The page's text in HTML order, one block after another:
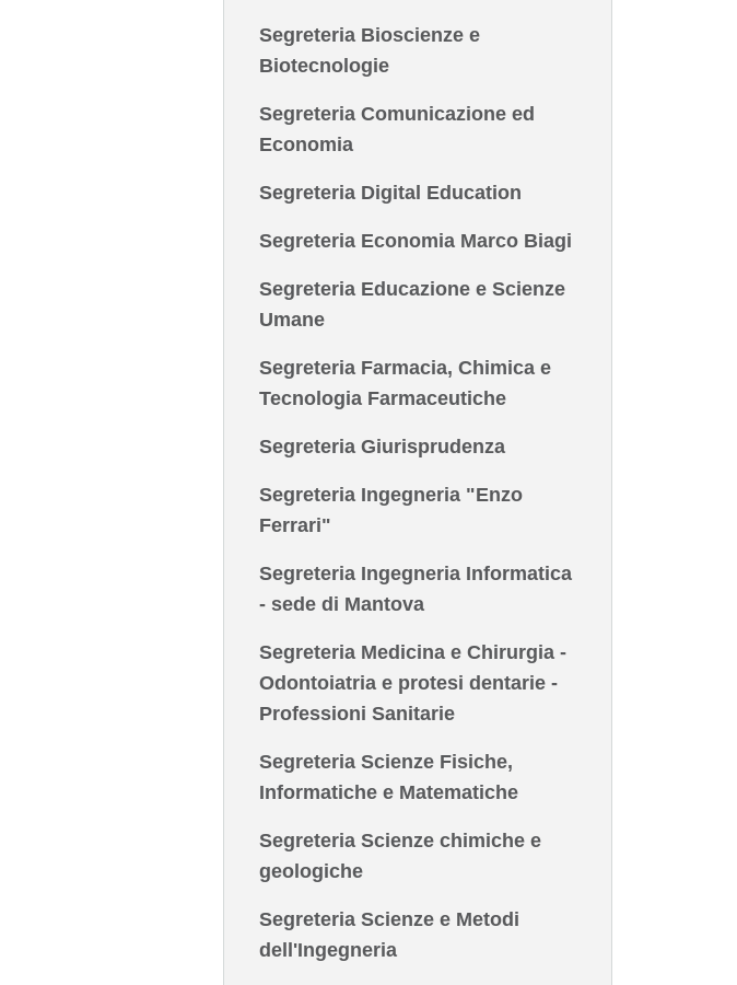
Segreteria Bioscienze e
Biotecnologie
Segreteria Comunicazione ed
Economia
Segreteria Digital Education
Segreteria Economia Marco Biagi
Segreteria Educazione e Scienze
Umane
Segreteria Farmacia, Chimica e
Tecnologia Farmaceutiche
Segreteria Giurisprudenza
Segreteria Ingegneria "Enzo
Ferrari"
Segreteria Ingegneria Informatica
- sede di Mantova
Segreteria Medicina e Chirurgia -
Odontoiatria e protesi dentarie -
Professioni Sanitarie
Segreteria Scienze Fisiche,
Informatiche e Matematiche
Segreteria Scienze chimiche e
geologiche
Segreteria Scienze e Metodi
dell'Ingegneria